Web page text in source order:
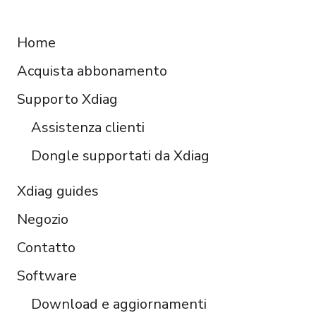
Home
Acquista abbonamento
Supporto Xdiag
Assistenza clienti
Dongle supportati da Xdiag
Xdiag guides
Negozio
Contatto
Software
Download e aggiornamenti